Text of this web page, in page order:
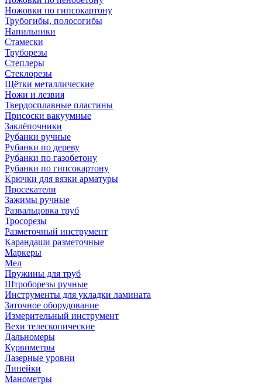
Ножовки по гипсокартону
Трубогибы, полосогибы
Напильники
Стамески
Труборезы
Степлеры
Стеклорезы
Щётки металлические
Ножи и лезвия
Твердосплавные пластины
Присоски вакуумные
Заклёпочники
Рубанки ручные
Рубанки по дереву
Рубанки по газобетону
Рубанки по гипсокартону
Крючки для вязки арматуры
Просекатели
Зажимы ручные
Развальцовка труб
Тросорезы
Разметочный инструмент
Карандаши разметочные
Маркеры
Мел
Пружины для труб
Штроборезы ручные
Инструменты для укладки ламината
Заточное оборудование
Измерительный инструмент
Вехи телескопические
Дальномеры
Курвиметры
Лазерные уровни
Линейки
Манометры